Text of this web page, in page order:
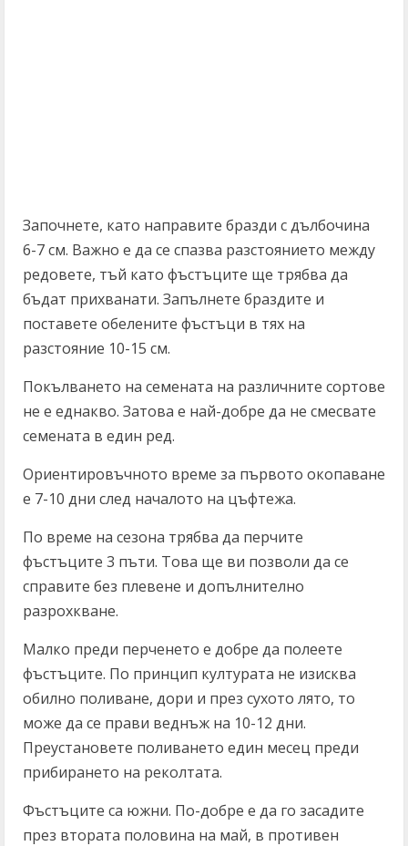
Започнете, като направите бразди с дълбочина
6-7 см. Важно е да се спазва разстоянието между
редовете, тъй като фъстъците ще трябва да
бъдат прихванати. Запълнете браздите и
поставете обелените фъстъци в тях на
разстояние 10-15 см.
Покълването на семената на различните сортове
не е еднакво. Затова е най-добре да не смесвате
семената в един ред.
Ориентировъчното време за първото окопаване
е 7-10 дни след началото на цъфтежа.
По време на сезона трябва да перчите
фъстъците 3 пъти. Това ще ви позволи да се
справите без плевене и допълнително
разрохкване.
Малко преди перченето е добре да полеете
фъстъците. По принцип културата не изисква
обилно поливане, дори и през сухото лято, то
може да се прави веднъж на 10-12 дни.
Преустановете поливането един месец преди
прибирането на реколтата.
Фъстъците са южни. По-добре е да го засадите
през втората половина на май, в противен